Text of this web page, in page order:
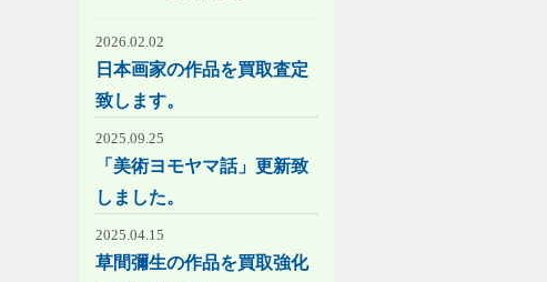
2026.02.02
日本画家の作品を買取査定
致します。
2025.09.25
「美術ヨモヤマ話」更新致
しました。
2025.04.15
草間彌生の作品を買取強化